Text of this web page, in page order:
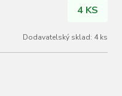
4 KS
Dodavatelský sklad: 4 ks